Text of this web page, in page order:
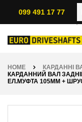
099 491 17 77
HOME КАРДАННІ
КАРДАННИЙ ВАЛ ЗАДНІЙ
ЕЛ.МУФТА 105ММ +